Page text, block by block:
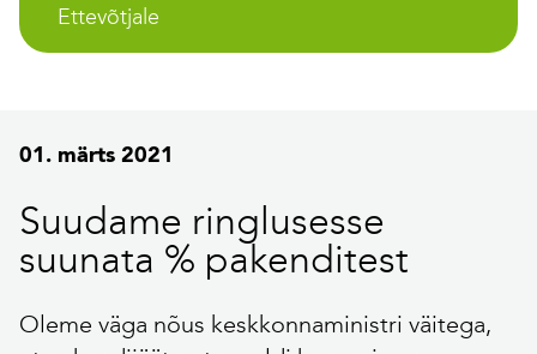
Ettevõtjale
01. märts 2021
Suudame ringlusesse
suunata % pakenditest
Oleme väga nõus keskkonnaministri väitega,